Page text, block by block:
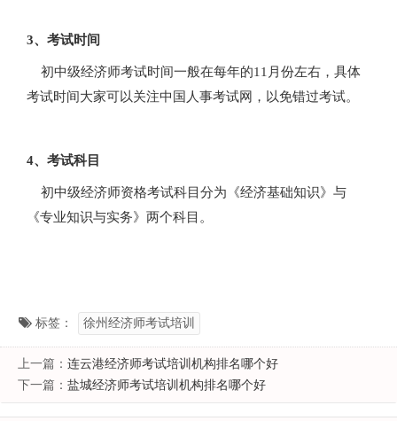
3、考试时间
初中级经济师考试时间一般在每年的11月份左右，具体
考试时间大家可以关注中国人事考试网，以免错过考试。
4、考试科目
初中级经济师资格考试科目分为《经济基础知识》与
《专业知识与实务》两个科目。
标签： 徐州经济师考试培训
上一篇： 连云港经济师考试培训机构排名哪个好
下一篇： 盐城经济师考试培训机构排名哪个好